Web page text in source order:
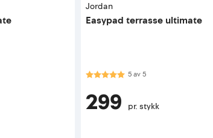
Jordan
Easypad terrasse ultimate
Karakter:5.0 av 5 mulige
5av5
299 pr. stykk